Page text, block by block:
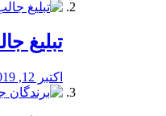
تبلیغ
اکتبر 12, 2019